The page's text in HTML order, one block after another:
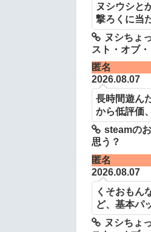
ヌシウシと
撃ろくに当
ヌシちょ
スト・オブ
匿名
2026.08.07
長時間遊ん
から低評価
steamの
思う？
匿名
2026.08.07
くそおもん
ど、基本パ
ヌシちょ